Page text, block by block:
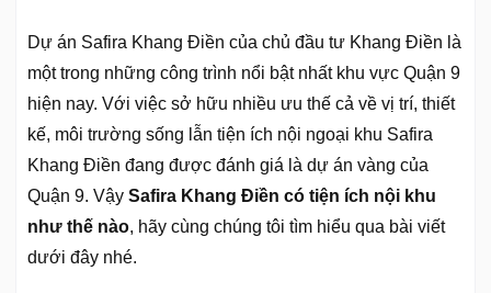
Dự án Safira Khang Điền của chủ đầu tư Khang Điền là
một trong những công trình nổi bật nhất khu vực Quận 9
hiện nay. Với việc sở hữu nhiều ưu thế cả về vị trí, thiết
kế, môi trường sống lẫn tiện ích nội ngoại khu Safira
Khang Điền đang được đánh giá là dự án vàng của
Quận 9. Vậy Safira Khang Điền có tiện ích nội khu
như thế nào, hãy cùng chúng tôi tìm hiểu qua bài viết
dưới đây nhé.